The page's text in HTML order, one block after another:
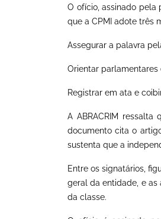
O ofício, assinado pela
que a CPMI adote três
Assegurar a palavra
Orientar parlamentares
Registrar em ata e
A ABRACRIM
documento cita o
sustenta que a
Entre os signatários,
geral da entidade, e as
da classe.